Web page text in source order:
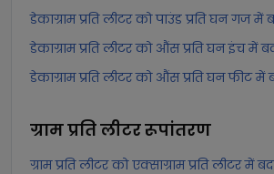
डेकाग्राम प्रति लीटर को पाउंड प्रति घन गज में
डेकाग्राम प्रति लीटर को औंस प्रति घन इंच में
डेकाग्राम प्रति लीटर को औंस प्रति घन फीट में
ग्राम प्रति लीटररूपांतरण
ग्राम प्रति लीटर को एक्साग्राम प्रति लीटर में